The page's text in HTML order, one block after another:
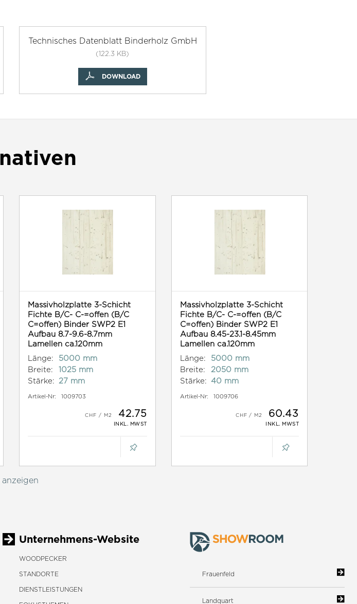
Technisches Datenblatt Binderholz GmbH
(122.3 KB)
DOWNLOAD
Massivholzplatte 3-Schicht
Fichte B/C- C-=offen (B/C
C=offen) Binder SWP2 E1
Aufbau 8.7-9.6-8.7mm
Lamellen ca.120mm
Länge:
5000 mm
Breite:
1025 mm
Stärke:
27 mm
Artikel-Nr: 1009703
42.75
INKL. MWST
Massivholzplatte 3-Schicht
Fichte B/C- C-=offen (B/C
C=offen) Binder SWP2 E1
Aufbau 8.45-23.1-8.45mm
Lamellen ca.120mm
Länge:
5000 mm
Breite:
2050 mm
Stärke:
40 mm
Artikel-Nr: 1009706
60.43
INKL. MWST
anzeigen
Unternehmens-Website
WOODPECKER
STANDORTE
DIENSTLEISTUNGEN
Frauenfeld
Landquart